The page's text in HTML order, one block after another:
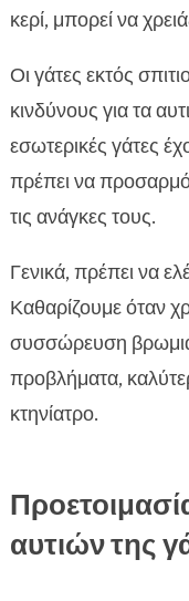
κερί, μπορεί να
Οι γάτες εκτός
κινδύνους για τα
εσωτερικές γάτες
πρέπει να
τις ανάγκες τους.
Γενικά, πρέπει να
Καθαρίζουμε όταν
συσσώρευση
προβλήματα,
κτηνίατρο.
αυτιών της